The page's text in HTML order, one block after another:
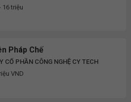
16 triệu
Pháp Chế
CỔ PHẦN CÔNG NGHỆ CY TECH
VND